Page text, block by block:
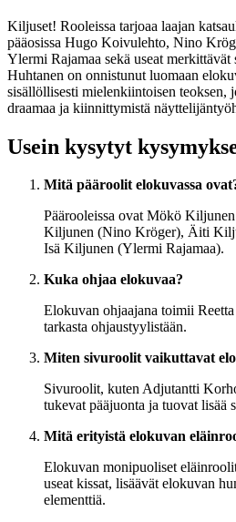
Kiljuset! Rooleissa tarjoaa laajan
pääosissa Hugo Koivulehto, Nino
Ylermi Rajamaa sekä useat
Huhtanen on onnistunut luomaan
sisällöllisesti mielenkiintoisen teoksen,
draamaa ja kiinnittymistä
Usein kysytyt
Mitä pääroolit elokuvassa
Päärooleissa ovat Mökö
Kiljunen (Nino Kröger), Äiti
Isä Kiljunen (Ylermi Rajamaa).
Kuka ohjaa elokuvaa?
Elokuvan ohjaajana toimii
tarkasta ohjaustyylistään.
Miten sivuroolit vaikuttavat
Sivuroolit, kuten Adjutantti
tukevat pääjuonta ja tuovat lisää
Mitä erityistä elokuvan
Elokuvan monipuoliset
useat kissat, lisäävät elokuvan
elementtiä.